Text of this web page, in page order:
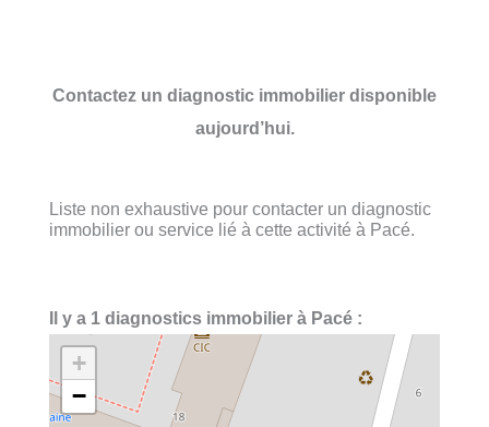
Contactez un diagnostic immobilier disponible
aujourd’hui.
Liste non exhaustive pour contacter un diagnostic
immobilier ou service lié à cette activité à Pacé.
Il y a 1 diagnostics immobilier à Pacé :
+
−